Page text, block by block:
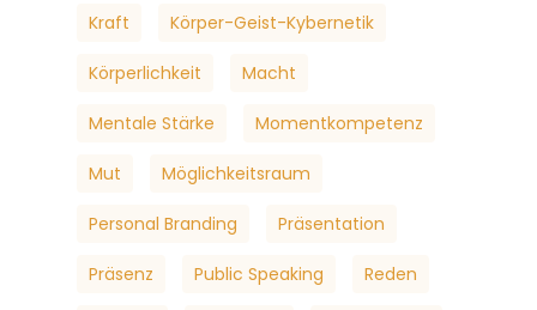
Kraft Körper-Geist-Kybernetik
Körperlichkeit Macht
Mentale Stärke Momentkompetenz
Mut Möglichkeitsraum
Personal Branding Präsentation
Präsenz Public Speaking Reden